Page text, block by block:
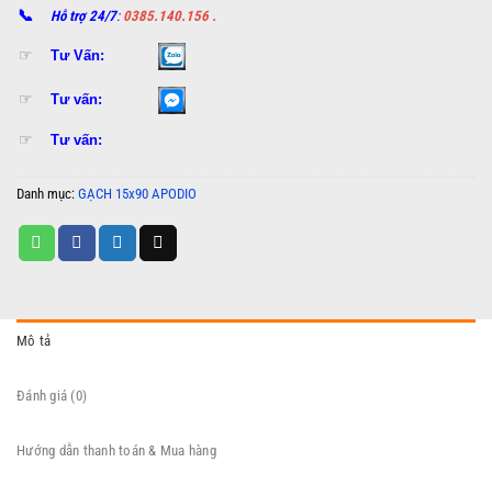
📞 Hỗ trợ 24/7: 0385.140.156 .
☞ Tư Vấn:
☞ Tư vấn:
☞ Tư vấn:
Danh mục: GẠCH 15x90 APODIO
Mô tả
Đánh giá (0)
Hướng dẫn thanh toán & Mua hàng